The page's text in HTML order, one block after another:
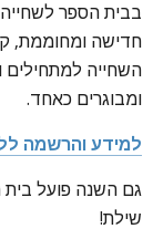
בבית הספר לשחייה
חדישה ומחוממת,
השחייה למתחילים
ומבוגרים כאחד.
למידע והרשמה
גם השנה פועל
שילת!